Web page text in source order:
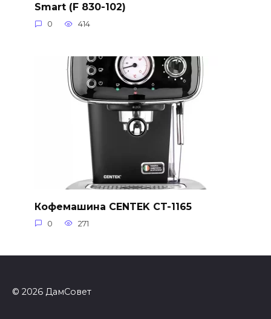
Smart (F 830-102)
0 414
Кофемашина CENTEK CT-1165
0 271
© 2026 ДамСовет